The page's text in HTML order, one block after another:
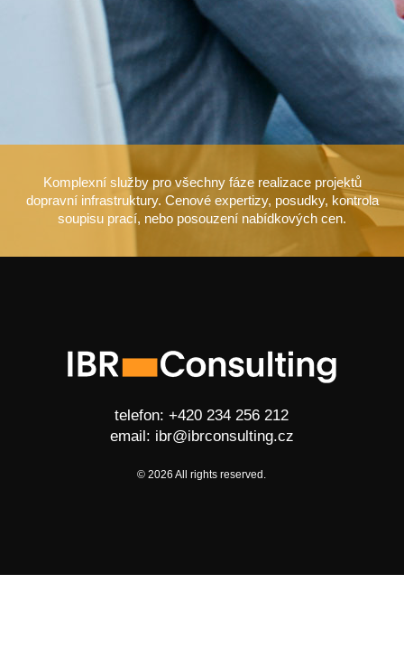
Komplexní služby pro všechny fáze realizace projektů
dopravní infrastruktury. Cenové expertizy, posudky, kontrola
soupisu prací, nebo posouzení nabídkových cen.
telefon:+420 234 256 212
email: ibr@ibrconsulting.cz
© 2026 All rights reserved.